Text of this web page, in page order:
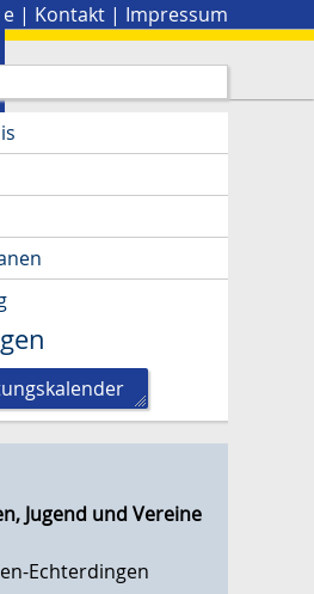
| Kontakt | Impressum
Jugend und Vereine
Echterdingen